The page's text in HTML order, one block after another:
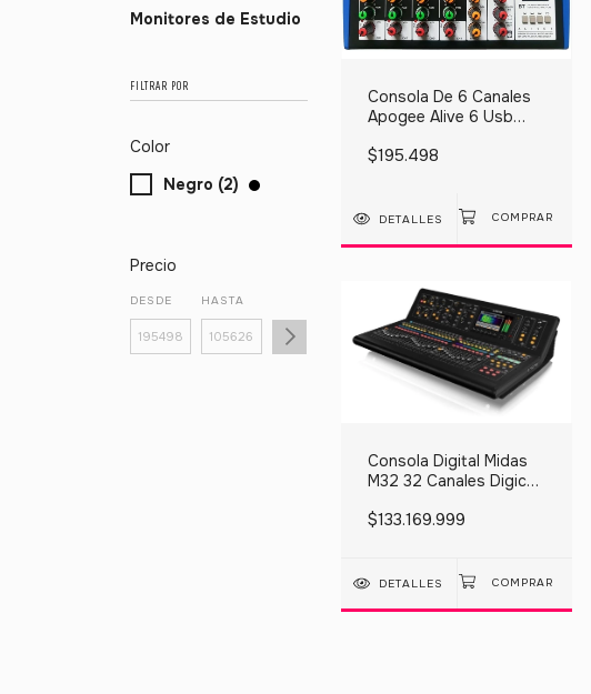
Monitores de Estudio
FILTRAR POR
Color
Negro (2)
Precio
DESDE HASTA
Consola De 6 Canales
Apogee Alive 6 Usb
$195.498
DETALLES
Consola Digital Midas
M32 32 Canales Digico
$133.169.999
DETALLES